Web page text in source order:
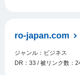
ro-japan.com
ジャンル：ビジネス
DR：33 / 被リンク数：